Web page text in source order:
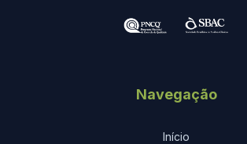
Navegação
Início